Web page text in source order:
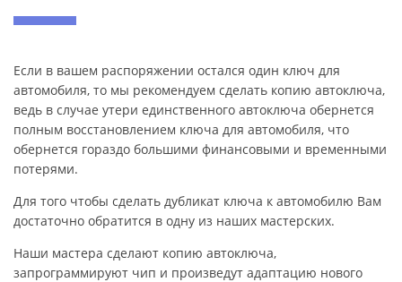
Если в вашем распоряжении остался один ключ для
автомобиля, то мы рекомендуем сделать копию автоключа,
ведь в случае утери единственного автоключа обернется
полным восстановлением ключа для автомобиля, что
обернется гораздо большими финансовыми и временными
потерями.
Для того чтобы сделать дубликат ключа к автомобилю Вам
достаточно обратится в одну из наших мастерских.
Наши мастера сделают копию автоключа,
запрограммируют чип и произведут адаптацию нового